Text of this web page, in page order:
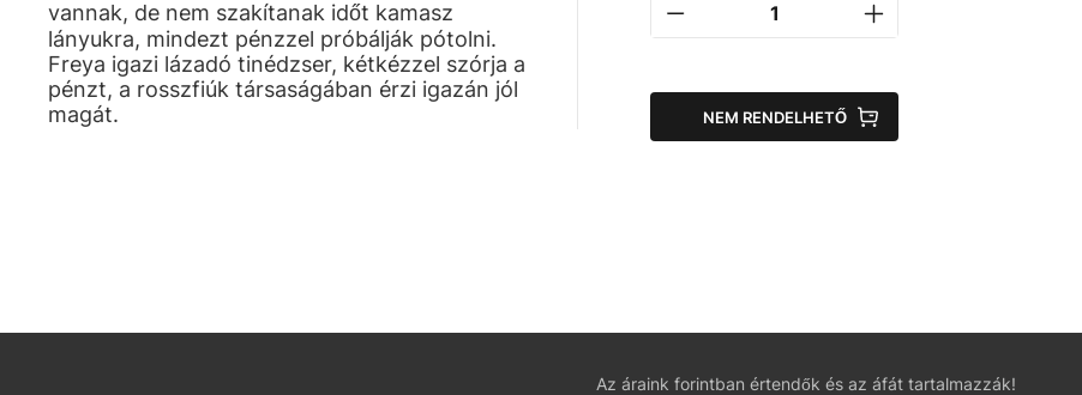
vannak, de nem szakítanak időt kamasz
lányukra, mindezt pénzzel próbálják pótolni.
Freya igazi lázadó tinédzser, kétkézzel szórja a
pénzt, a rosszfiúk társaságában érzi igazán jól
magát.
NEM RENDELHETŐ
Az áraink forintban értendők és az áfát tartalmazzák!